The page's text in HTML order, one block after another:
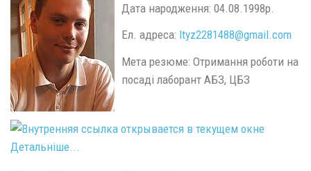
Дата народження: 04.08.1998р.
Ел. адреса: ltyz2281488@gmail.com
Мета резюме: Отримання роботи на
посаді лаборант АБЗ, ЦБЗ
Детальніше...